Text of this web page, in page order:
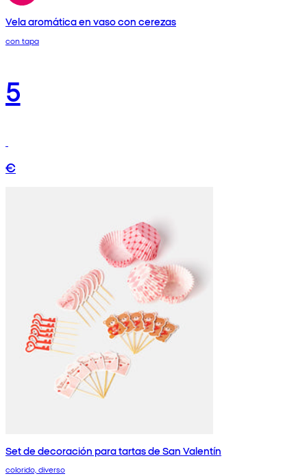
Vela aromática en vaso con cerezas
con tapa
5
€
Set de decoración para tartas de San Valentín
colorido, diverso